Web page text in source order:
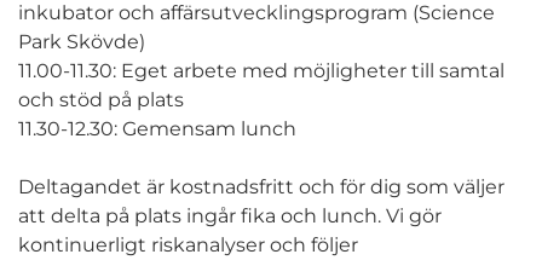
inkubator och affärsutvecklingsprogram (Science
Park Skövde)
11.00-11.30: Eget arbete med möjligheter till samtal
och stöd på plats
11.30-12.30: Gemensam lunch
Deltagandet är kostnadsfritt och för dig som väljer
att delta på plats ingår fika och lunch. Vi gör
kontinuerligt riskanalyser och följer